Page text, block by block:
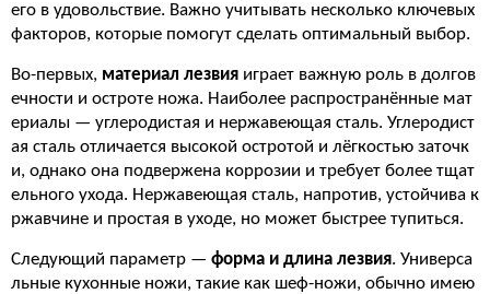
его в удовольствие. Важно учитывать несколько ключевых
факторов, которые помогут сделать оптимальный выбор.
Во-первых, материал лезвия играет важную роль в долгов
ечности и остроте ножа. Наиболее распространённые мат
ериалы — углеродистая и нержавеющая сталь. Углеродист
ая сталь отличается высокой остротой и лёгкостью заточк
и, однако она подвержена коррозии и требует более тщат
ельного ухода. Нержавеющая сталь, напротив, устойчива к
ржавчине и простая в уходе, но может быстрее тупиться.
Следующий параметр — форма и длина лезвия. Универса
льные кухонные ножи, такие как шеф-ножи, обычно имею